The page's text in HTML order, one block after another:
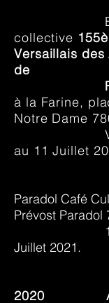
collective
Versaillais des
de
à la Farine,
Notre Dame
au 11 Juillet
Paradol Café
Prévost Paradol
11
Juillet 2021.
2020